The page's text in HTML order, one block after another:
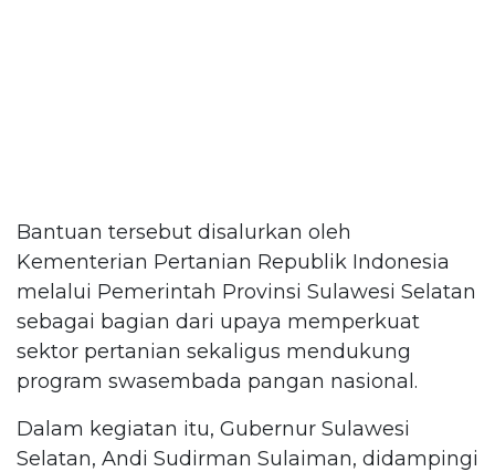
Bantuan tersebut disalurkan oleh
Kementerian Pertanian Republik Indonesia
melalui Pemerintah Provinsi Sulawesi Selatan
sebagai bagian dari upaya memperkuat
sektor pertanian sekaligus mendukung
program swasembada pangan nasional.
Dalam kegiatan itu, Gubernur Sulawesi
Selatan, Andi Sudirman Sulaiman, didampingi